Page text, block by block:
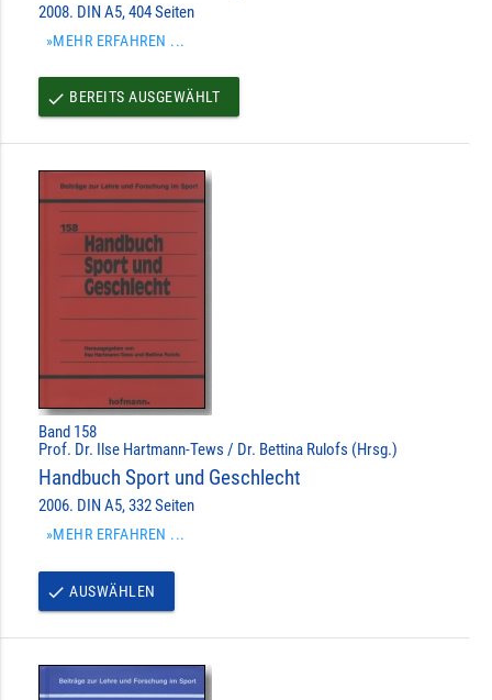
2008. DIN A5, 404 Seiten
»MEHR ERFAHREN ...
done BEREITS AUSGEWÄHLT
Band 158
Prof. Dr. Ilse Hartmann-Tews / Dr. Bettina Rulofs (Hrsg.)
Handbuch Sport und Geschlecht
2006. DIN A5, 332 Seiten
»MEHR ERFAHREN ...
done AUSWÄHLEN